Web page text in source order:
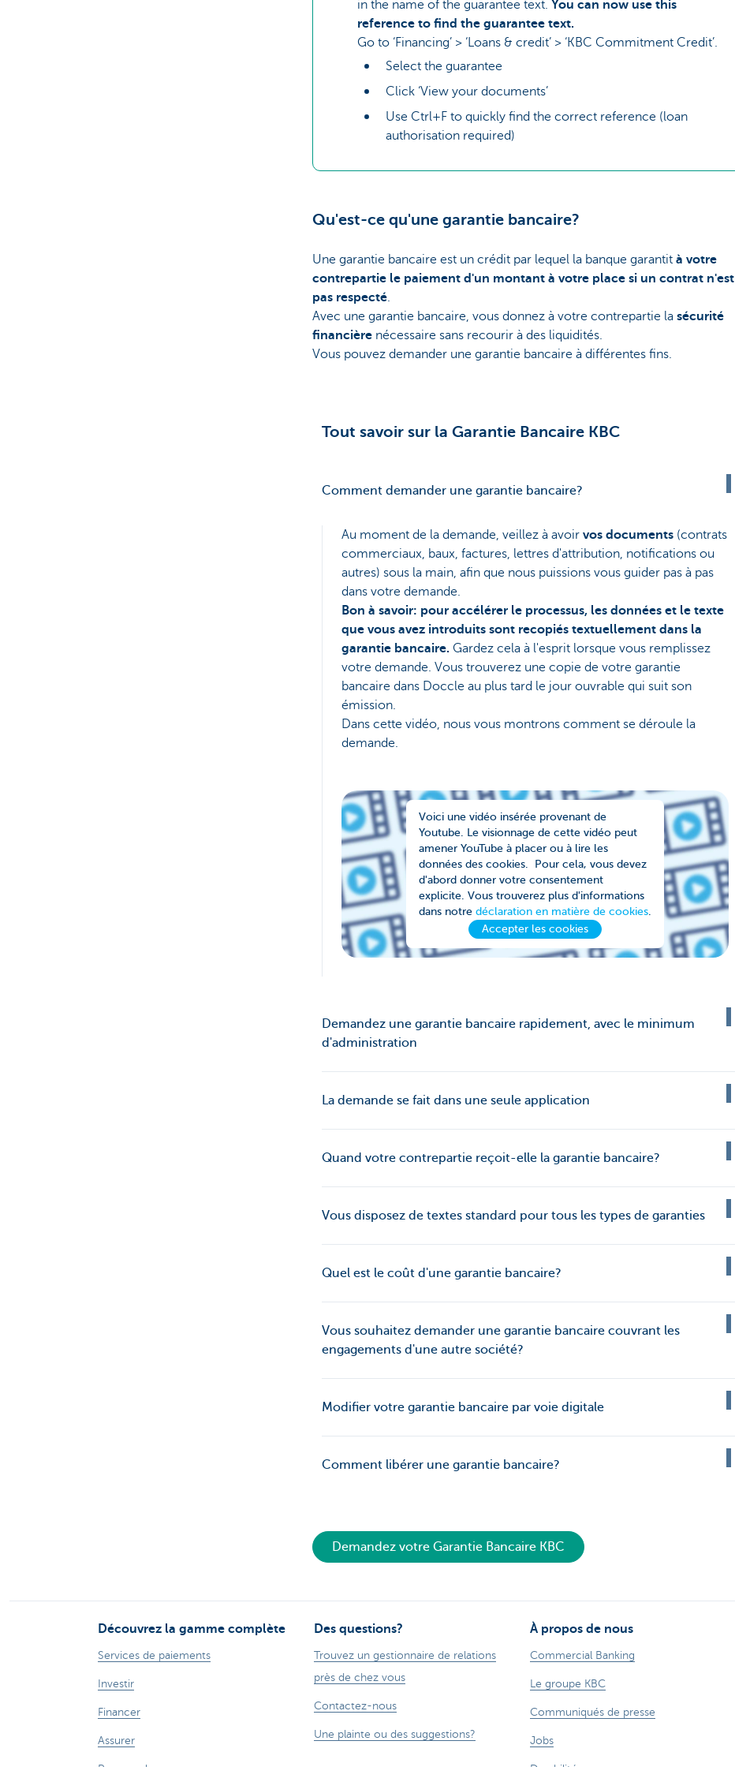
in the name of the guarantee text. You can now use this
reference to find the guarantee text.
Go to ‘Financing’ > ‘Loans & credit’ > ‘KBC Commitment Credit’.
Select the guarantee
Click ‘View your documents’
Use Ctrl+F to quickly find the correct reference (loan
authorisation required)
Qu'est-ce qu'une garantie bancaire?
Une garantie bancaire est un crédit par lequel la banque garantit à votre
contrepartie le paiement d'un montant à votre place si un contrat n'est
pas respecté.
Avec une garantie bancaire, vous donnez à votre contrepartie la sécurité
financièrenécessaire sans recourir à des liquidités.
Vous pouvez demander une garantie bancaire à différentes fins.
Tout savoir sur la Garantie Bancaire KBC
Comment demander une garantie bancaire?
Au moment de la demande, veillez à avoir vos documents (contrats
commerciaux, baux, factures, lettres d'attribution, notifications ou
autres) sous la main, afin que nous puissions vous guider pas à pas
dans votre demande.
Bon à savoir: pour accélérer le processus, les données et le texte
que vous avez introduits sont recopiés textuellement dans la
garantie bancaire. Gardez cela à l'esprit lorsque vous remplissez
votre demande. Vous trouverez une copie de votre garantie
bancaire dans Doccle au plus tard le jour ouvrable qui suit son
émission.
Dans cette vidéo, nous vous montrons comment se déroule la
demande.
Voici une vidéo insérée provenant de
Youtube. Le visionnage de cette vidéo peut
amener YouTube à placer ou à lire les
données des cookies. Pour cela, vous devez
d'abord donner votre consentement
explicite. Vous trouverez plus d'informations
dans notre déclaration en matière de cookies.
Accepter les cookies
Demandez une garantie bancaire rapidement, avec le minimum
d'administration
La demande se fait dans une seule application
Quand votre contrepartie reçoit-elle la garantie bancaire?
Vous disposez de textes standard pour tous les types de garanties
Quel est le coût d'une garantie bancaire?
Vous souhaitez demander une garantie bancaire couvrant les
engagements d'une autre société?
Modifier votre garantie bancaire par voie digitale
Comment libérer une garantie bancaire?
Demandez votre Garantie Bancaire KBC
Découvrez la gamme complète
Services de paiements
Investir
Financer
Assurer
Des questions?
Trouvez un gestionnaire de relations
près de chez vous
Contactez-nous
Une plainte ou des suggestions?
À propos de nous
Commercial Banking
Le groupe KBC
Communiqués de presse
Jobs